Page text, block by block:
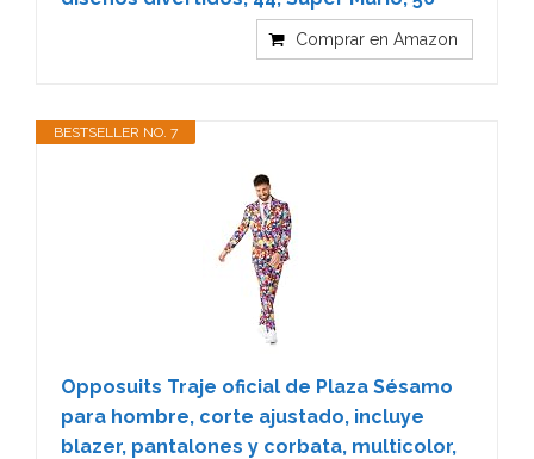
Comprar en Amazon
BESTSELLER NO. 7
Opposuits Traje oficial de Plaza Sésamo
para hombre, corte ajustado, incluye
blazer, pantalones y corbata, multicolor,